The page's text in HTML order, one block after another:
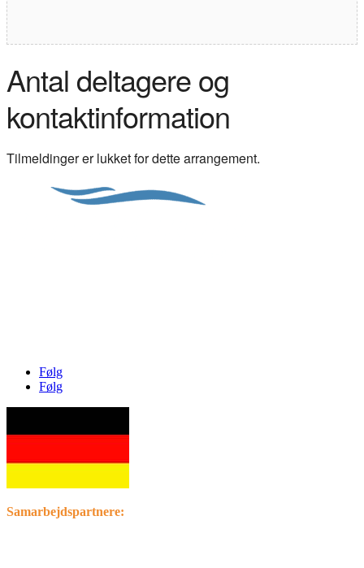
Antal deltagere og
kontaktinformation
Tilmeldinger er lukket for dette arrangement.
Følg
Følg
Samarbejdspartnere: